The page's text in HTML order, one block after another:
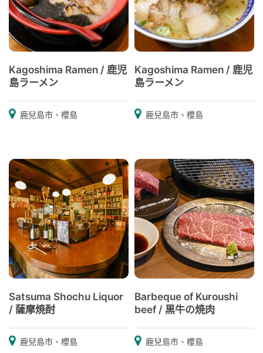
Kagoshima Ramen / 鹿児
島ラーメン
鹿兒島市、櫻島
Kagoshima Ramen / 鹿児
島ラーメン
鹿兒島市、櫻島
Satsuma Shochu Liquor
/ 薩摩焼酎
鹿兒島市、櫻島
Barbeque of Kuroushi
beef / 黒牛の焼肉
鹿兒島市、櫻島